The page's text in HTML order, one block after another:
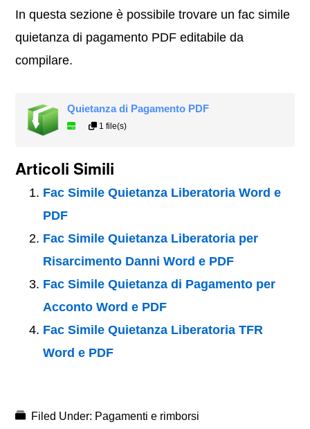
In questa sezione è possibile trovare un fac simile
quietanza di pagamento PDF editabile da
compilare.
Quietanza di Pagamento PDF
1 file(s)
Articoli Simili
Fac Simile Quietanza Liberatoria Word e
PDF
Fac Simile Quietanza Liberatoria per
Risarcimento Danni Word e PDF
Fac Simile Quietanza di Pagamento per
Acconto Word e PDF
Fac Simile Quietanza Liberatoria TFR
Word e PDF
Filed Under: Pagamenti e rimborsi